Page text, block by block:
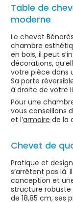
Table de
moderne
Le chevet
chambre
en bois, il peut
décorations,
votre pièce dans
Sa porte
à droite de votre
Pour une
vous conseillons
et l’armoire de la
Chevet de
Pratique et
s’arrêtent pas là.
conception et
structure robuste
de 18,85 cm, ses